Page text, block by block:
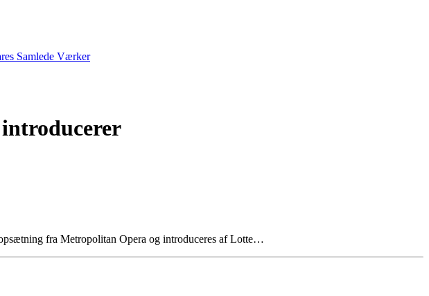
Samlede Værker
fra Metropolitan Opera og introduceres af Lotte…